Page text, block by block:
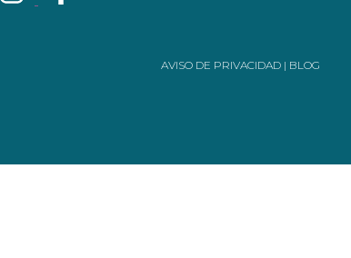
AVISO DE PRIVACIDAD| BLOG